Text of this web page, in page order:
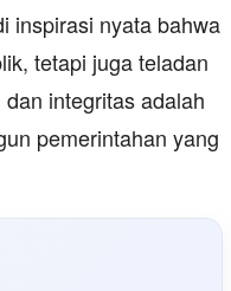
inspirasi nyata bahwa
tetapi juga teladan
integritas adalah
pemerintahan yang